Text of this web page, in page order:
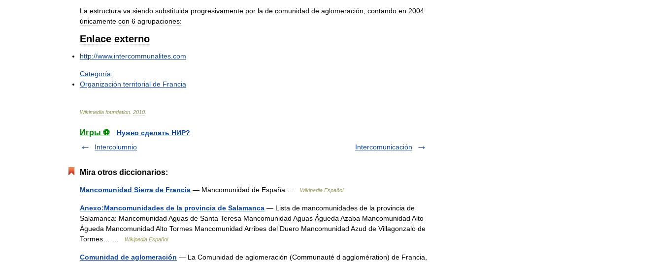
La estructura va siendo substituida progresivamente por la de comunidad de aglomeración, contando en 2004
únicamente con 6 agrupaciones:
Enlace externo
http://www.intercommunalites.com
Categoría:
Organización territorial de Francia
Wikimedia foundation. 2010.
Игры ⚽
Нужно сделать НИР?
Intercolumnio
Intercomunicación
Mira otros diccionarios:
Mancomunidad Sierra de Francia — Mancomunidad de España … Wikipedia Español
Anexo:Mancomunidades de la provincia de Salamanca — Lista de mancomunidades de la provincia de
Salamanca: Mancomunidad Aguas de Santa Teresa Mancomunidad Aguas Águeda Azaba Mancomunidad Alto
Águeda Mancomunidad Alto Tormes Mancomunidad Arribes del Duero Mancomunidad Azud de Villagonzalo de
Tormes… …
Wikipedia Español
Comunidad de aglomeración — La Comunidad de aglomeración (Communauté d agglomération) de Francia,